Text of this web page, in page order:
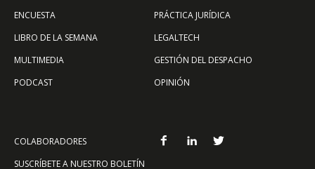
ENCUESTA
LIBRO DE LA SEMANA
MULTIMEDIA
PODCAST
PRÁCTICA JURÍDICA
LEGALTECH
GESTIÓN DEL DESPACHO
OPINIÓN
COLABORADORES
SUSCRÍBETE A NUESTRO BOLETÍN